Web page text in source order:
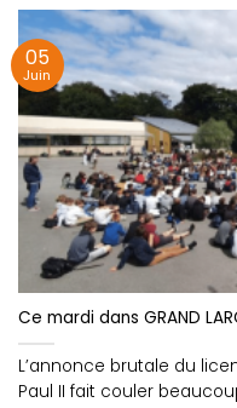
Ce mardi dans GRAND
L’annonce brutale du
Paul II fait couler
05
Juin